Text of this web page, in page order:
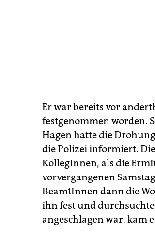
Er war bereits vor
festgenommen worden.
Hagen hatte die
die Polizei informiert.
KollegInnen, als die
vorvergangenen
BeamtInnen dann die
ihn fest und
angeschlagen war, kam